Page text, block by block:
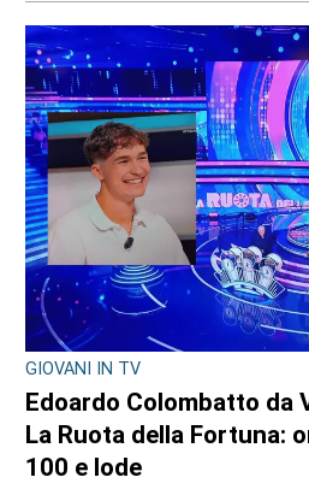
GIOVANI IN TV
Edoardo Colombatto da
La Ruota della Fortuna:
100 e lode